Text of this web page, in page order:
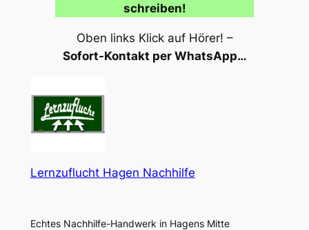
schreiben!
Oben links Klick auf Hörer! –
Sofort-Kontakt per WhatsApp…
Lernzuflucht Hagen Nachhilfe
Echtes Nachhilfe-Handwerk in Hagens Mitte